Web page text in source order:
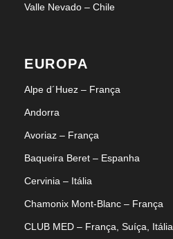
Valle Nevado – Chile
EUROPA
Alpe d´Huez – França
Andorra
Avoriaz – França
Baqueira Beret – Espanha
Cervinia – Itália
Chamonix Mont-Blanc – França
CLUB MED – França, Suíça, Itália